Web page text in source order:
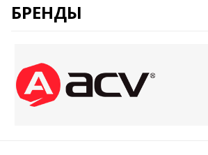
БРЕНДЫ